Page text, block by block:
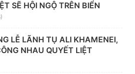
SẼ HỘI NGỘ TRÊN BIỂN
LỄ LÃNH TỤ ALI KHAMENEI,
NHAU QUYẾT LIỆT